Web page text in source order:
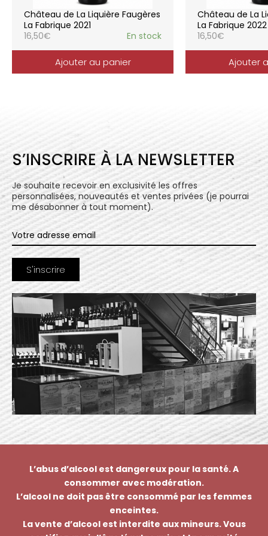
elle reflète parfaitement la pureté de
l’expression du terroir.
Château de La Liquière Faugères
La Fabrique 2021
16,50€ En stock
Ajouter au panier
Château de La
La Fabrique 2022
16,50€
Ajouter
S’INSCRIRE À LA NEWSLETTER
Je souhaite recevoir en exclusivité les offres
personnalisées, nouveautés et ventes privées (je pourrai
me désabonner à tout moment).
L’abus d’alcool est dangereux pour la santé. A
consommer avec modération.
L’alcool ne doit pas être consommé par les femmes
enceintes.
La vente d’alcool est interdite aux mineurs. Vous